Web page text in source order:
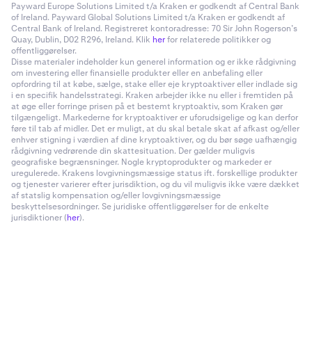
Payward Europe Solutions Limited t/a Kraken er godkendt af Central Bank
of Ireland. Payward Global Solutions Limited t/a Kraken er godkendt af
Central Bank of Ireland. Registreret kontoradresse: 70 Sir John Rogerson’s
Quay, Dublin, D02 R296, Ireland. Klik herfor relaterede politikker og
offentliggørelser.
Disse materialer indeholder kun generel information og er ikke rådgivning
om investering eller finansielle produkter eller en anbefaling eller
opfordring til at købe, sælge, stake eller eje kryptoaktiver eller indlade sig
i en specifik handelsstrategi. Kraken arbejder ikke nu eller i fremtiden på
at øge eller forringe prisen på et bestemt kryptoaktiv, som Kraken gør
tilgængeligt. Markederne for kryptoaktiver er uforudsigelige og kan derfor
føre til tab af midler. Det er muligt, at du skal betale skat af afkast og/eller
enhver stigning i værdien af dine kryptoaktiver, og du bør søge uafhængig
rådgivning vedrørende din skattesituation. Der gælder muligvis
geografiske begrænsninger. Nogle kryptoprodukter og markeder er
uregulerede. Krakens lovgivningsmæssige status ift. forskellige produkter
og tjenester varierer efter jurisdiktion, og du vil muligvis ikke være dækket
af statslig kompensation og/eller lovgivningsmæssige
beskyttelsesordninger. Se juridiske offentliggørelser for de enkelte
jurisdiktioner (her).